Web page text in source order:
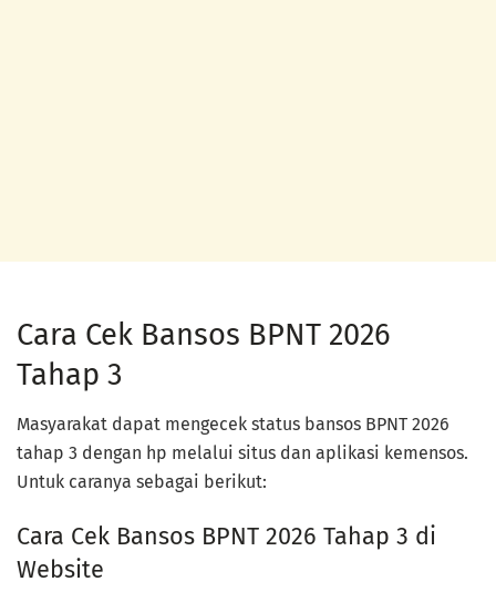
Cara Cek Bansos BPNT 2026
Tahap 3
Masyarakat dapat mengecek status bansos BPNT 2026
tahap 3 dengan hp melalui situs dan aplikasi kemensos.
Untuk caranya sebagai berikut:
Cara Cek Bansos BPNT 2026 Tahap 3 di
Website